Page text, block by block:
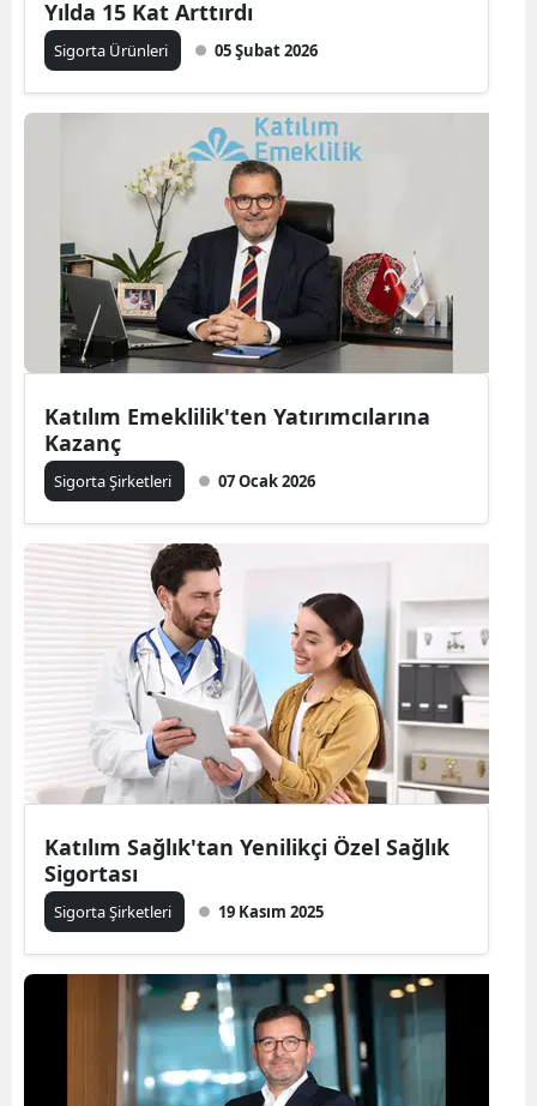
Kahramanmaraş
Muş
Nevşehir
Niğde
Ordu
Sakarya
Siirt
Sinop
Sivas
Tekirdağ
Şanlıurfa
Uşak
Van
Yılda 15 Kat Arttırdı
Sigorta Ürünleri 05 Şubat 2026
Katılım Emeklilik'ten Yatırımcılarına
Kazanç
Sigorta Şirketleri 07 Ocak 2026
Katılım Sağlık'tan Yenilikçi Özel Sağlık
Sigortası
Sigorta Şirketleri 19 Kasım 2025